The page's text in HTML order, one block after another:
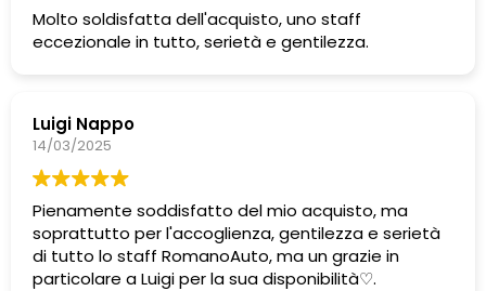
Molto soldisfatta dell'acquisto, uno staff
eccezionale in tutto, serietà e gentilezza.
Luigi Nappo
14/03/2025
Pienamente soddisfatto del mio acquisto, ma
soprattutto per l'accoglienza, gentilezza e serietà
di tutto lo staff RomanoAuto, ma un grazie in
particolare a Luigi per la sua disponibilità♡.